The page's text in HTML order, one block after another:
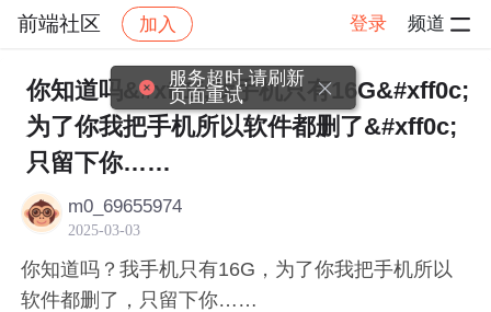
前端社区 加入 登录 频道
社区 前端社区 感慨 帖子详情
你知道吗&#xff1f;我手机只有16G&#xff0c;
为了你我把手机所以软件都删了&#xff0c;
只留下你……
m0_69655974
2025-03-03
你知道吗？我手机只有16G，为了你我把手机所以
软件都删了，只留下你……
服务超时,请刷新
页面重试